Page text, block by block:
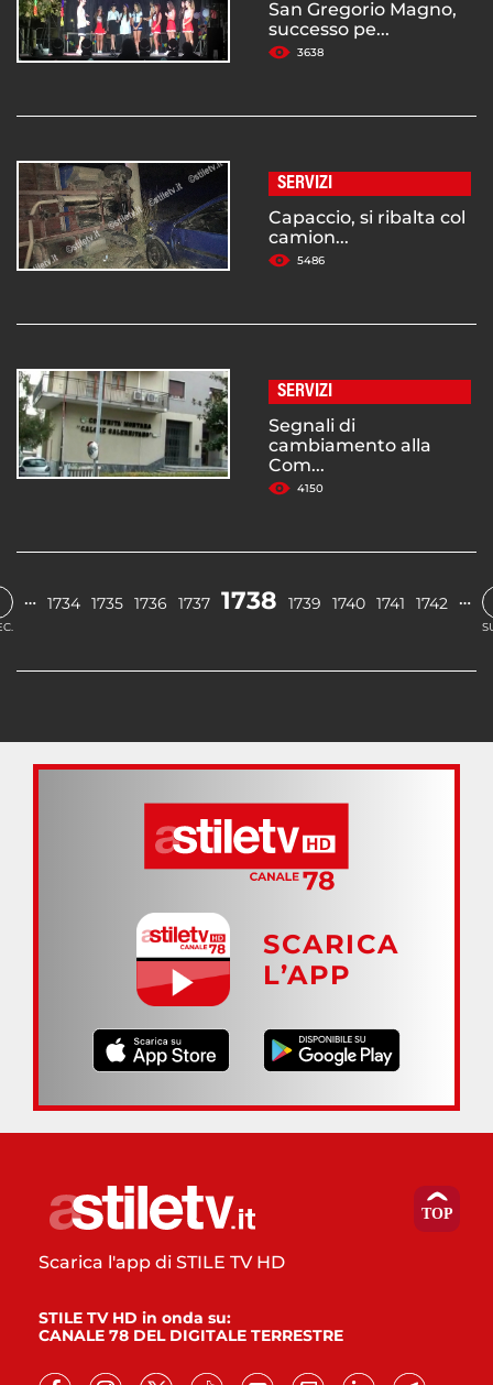
San Gregorio Magno,
successo pe...
3638
SERVIZI
Capaccio, si ribalta col
camion...
5486
SERVIZI
Segnali di
cambiamento alla
Com...
4150
… 1734 1735 1736 1737 1738 1739 1740 1741 1742 …
SCARICA
L’APP
Scarica l'app di STILE TV HD
STILE TV HD in onda su:
CANALE 78 DEL DIGITALE TERRESTRE